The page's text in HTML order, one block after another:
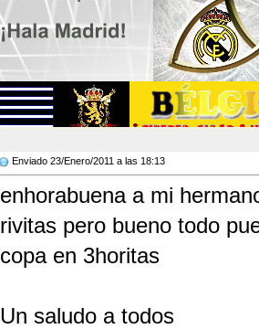
Enviado 23/Enero/2011 a las 18:13
enhorabuena a mi
rivitas pero bueno todo
copa en 3horitas
Un saludo a todos